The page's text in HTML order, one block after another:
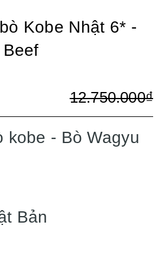
Kobe Nhật 6* -
12.750.000₫
kobe - Bò Wagyu
Bản